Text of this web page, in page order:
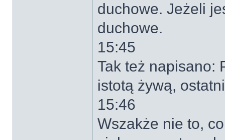
duchowe. Jeżeli
duchowe.
15:45
Tak też napisano:
istotą żywą,
15:46
Wszakże nie to,